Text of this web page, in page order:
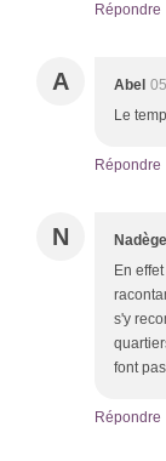
Répondre
A Abel
Le
Répondre
N Nadège
En
s'y
font
Répondre